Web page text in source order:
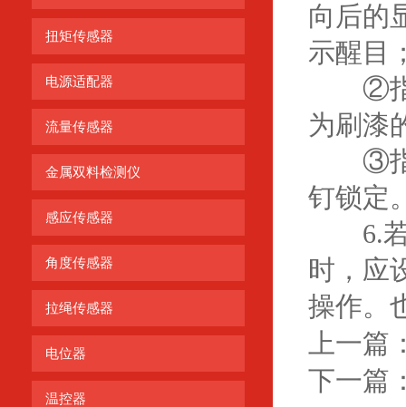
扭矩传感器
电源适配器
流量传感器
金属双料检测仪
感应传感器
角度传感器
拉绳传感器
电位器
温控器
向后的
示醒目
②指示
为刷漆
③指示
钉锁定
6.若
时，应
操作。
上一篇
下一篇